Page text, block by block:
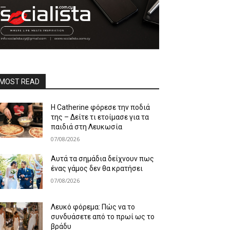
READ
Η Catherine φόρεσε την ποδιά
της – Δείτε τι ετοίμασε για τα
παιδιά στη Λευκωσία
07/08/2026
Αυτά τα σημάδια δείχνουν πως
ένας γάμος δεν θα κρατήσει
07/08/2026
Λευκό φόρεμα: Πώς να το
συνδυάσετε από το πρωί ως το
βράδυ